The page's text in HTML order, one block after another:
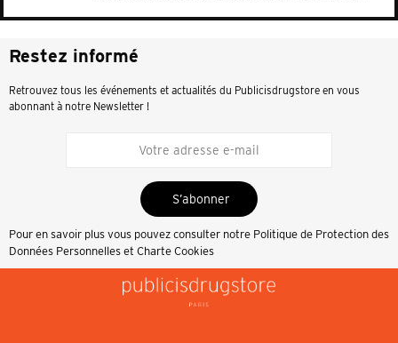
Restez informé
Retrouvez tous les événements et actualités du Publicisdrugstore en vous
abonnant à notre Newsletter !
S’abonner
Pour en savoir plus vous pouvez consulter notre Politique de Protection des
Données Personnelles et Charte Cookies